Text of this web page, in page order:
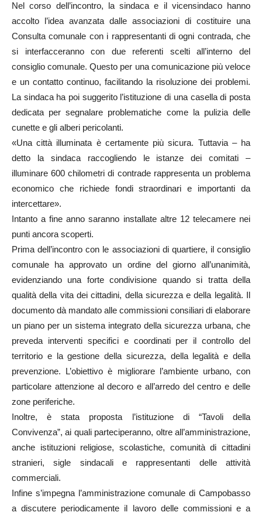
Nel corso dell’incontro, la sindaca e il vicensindaco hanno
accolto l’idea avanzata dalle associazioni di costituire una
Consulta comunale con i rappresentanti di ogni contrada, che
si interfacceranno con due referenti scelti all’interno del
consiglio comunale. Questo per una comunicazione più veloce
e un contatto continuo, facilitando la risoluzione dei problemi.
La sindaca ha poi suggerito l’istituzione di una casella di posta
dedicata per segnalare problematiche come la pulizia delle
cunette e gli alberi pericolanti.
«Una città illuminata è certamente più sicura. Tuttavia – ha
detto la sindaca raccogliendo le istanze dei comitati –
illuminare 600 chilometri di contrade rappresenta un problema
economico che richiede fondi straordinari e importanti da
intercettare».
Intanto a fine anno saranno installate altre 12 telecamere nei
punti ancora scoperti.
Prima dell’incontro con le associazioni di quartiere, il consiglio
comunale ha approvato un ordine del giorno all’unanimità,
evidenziando una forte condivisione quando si tratta della
qualità della vita dei cittadini, della sicurezza e della legalità. Il
documento dà mandato alle commissioni consiliari di elaborare
un piano per un sistema integrato della sicurezza urbana, che
preveda interventi specifici e coordinati per il controllo del
territorio e la gestione della sicurezza, della legalità e della
prevenzione. L’obiettivo è migliorare l’ambiente urbano, con
particolare attenzione al decoro e all’arredo del centro e delle
zone periferiche.
Inoltre, è stata proposta l’istituzione di “Tavoli della
Convivenza”, ai quali parteciperanno, oltre all’amministrazione,
anche istituzioni religiose, scolastiche, comunità di cittadini
stranieri, sigle sindacali e rappresentanti delle attività
commerciali.
Infine s’impegna l’amministrazione comunale di Campobasso
a discutere periodicamente il lavoro delle commissioni e a